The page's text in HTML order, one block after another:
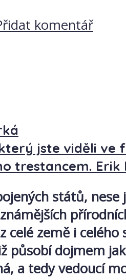
komentář
jste viděli ve
trestancem.
států,
celé země i
působí dojmem
a tedy vedoucí